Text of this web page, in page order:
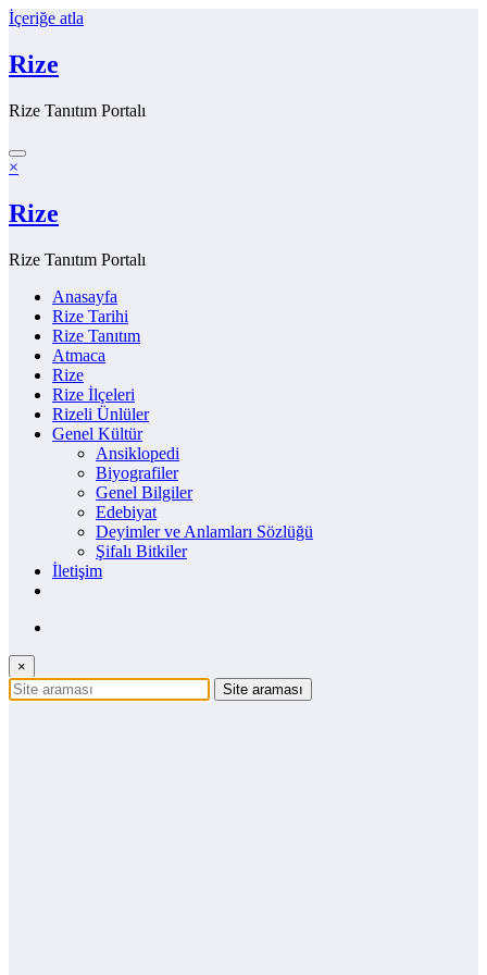
İçeriğe atla
Rize
Rize Tanıtım Portalı
×
Rize
Rize Tanıtım Portalı
Anasayfa
Rize Tarihi
Rize Tanıtım
Atmaca
Rize
Rize İlçeleri
Rizeli Ünlüler
Genel Kültür
Ansiklopedi
Biyografiler
Genel Bilgiler
Edebiyat
Deyimler ve Anlamları Sözlüğü
Şifalı Bitkiler
İletişim
×